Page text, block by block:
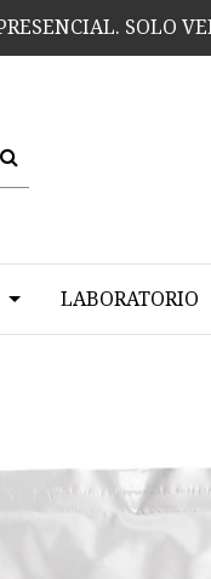
SOLO
LABORATORIO